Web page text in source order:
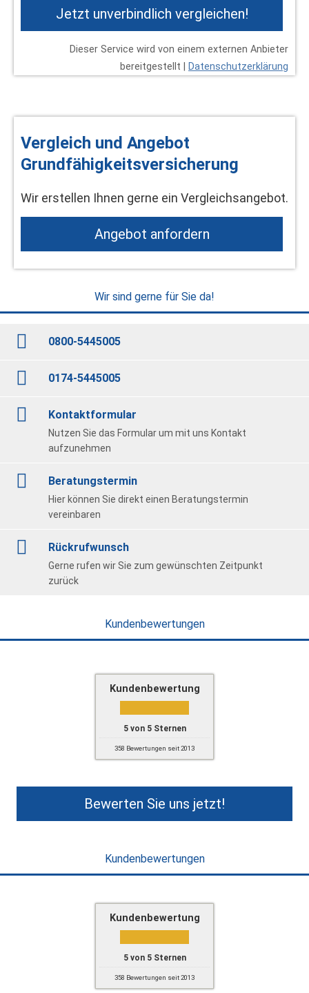
Jetzt unverbindlich ver­gleichen!
Dieser Service wird von einem externen Anbieter
bereitgestellt |
Datenschutzerklärung
Vergleich und Angebot
Grundfähigkeitsversicherung
Wir erstellen Ihnen gerne ein Vergleichsangebot.
An­ge­bot an­for­dern
Wir sind gerne für Sie da!
0800-5445005
0174-5445005
Kontaktformular
Nutzen Sie das Formular um mit uns Kontakt
aufzunehmen
Beratungstermin
Hier können Sie direkt einen Beratungstermin
vereinbaren
Rückrufwunsch
Gerne rufen wir Sie zum gewünschten Zeitpunkt
zurück
Kundenbewertungen
Kundenbewertung
5von 5Sternen
358 Bewertungen seit 2013
Bewerten Sie uns jetzt!
Kundenbewertungen
Kundenbewertung
5von 5Sternen
358 Bewertungen seit 2013